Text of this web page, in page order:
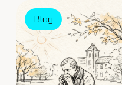
Blog